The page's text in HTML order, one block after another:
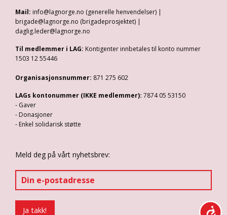
Mail: info@lagnorge.no (generelle henvendelser) |
brigade@lagnorge.no (brigadeprosjektet) |
daglig.leder@lagnorge.no
Til medlemmer i LAG: Kontigenter innbetales til konto nummer
1503 12 55446
Organisasjonsnummer: 871 275 602
LAGs kontonummer (IKKE medlemmer): 7874 05 53150
- Gaver
- Donasjoner
- Enkel solidarisk støtte
Meld deg på vårt nyhetsbrev: